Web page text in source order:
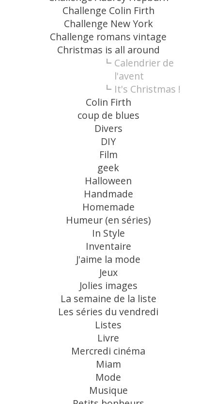
Challenge Colin Firth
Challenge New York
Challenge romans vintage
Christmas is all around
Calendrier de
l'avent
It's Christmas !
Colin Firth
coup de blues
Divers
DIY
Film
geek
Halloween
Handmade
Homemade
Humeur (en séries)
In Style
Inventaire
J'aime la mode
Jeux
Jolies images
La semaine de la liste
Les séries du vendredi
Listes
Livre
Mercredi cinéma
Miam
Mode
Musique